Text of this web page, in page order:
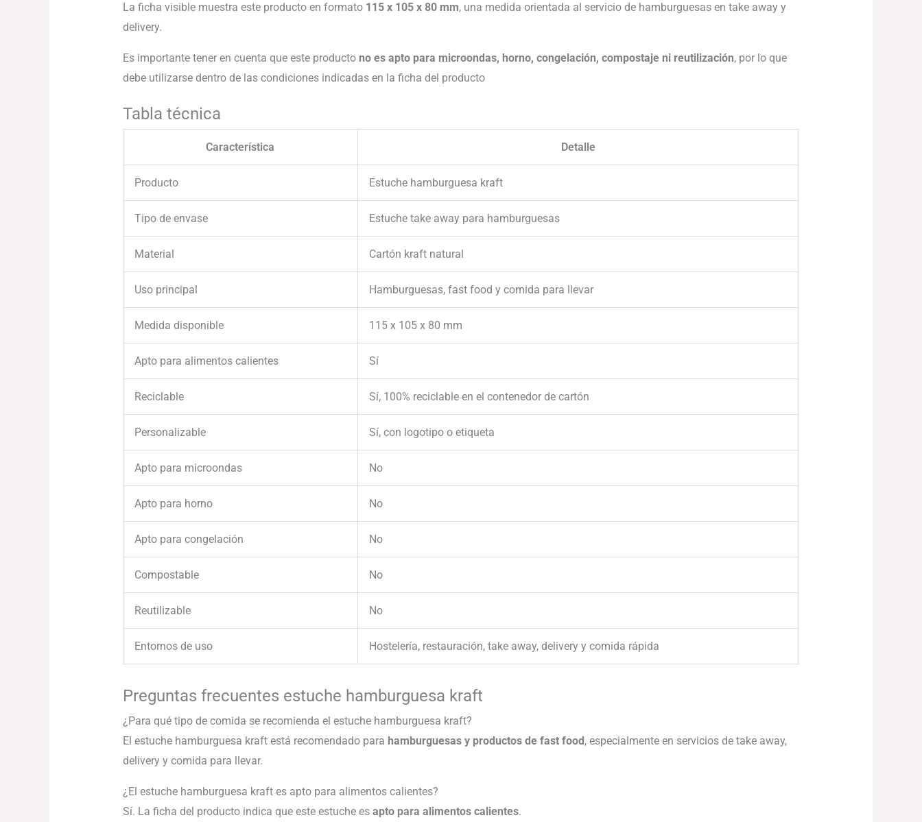
La ficha visible muestra este producto en formato 115 x 105 x 80 mm, una medida orientada al servicio de hamburguesas en take away y
delivery.
Es importante tener en cuenta que este producto no es apto para microondas, horno, congelación, compostaje ni reutilización, por lo que
debe utilizarse dentro de las condiciones indicadas en la ficha del producto
Tabla técnica
Característica Detalle
Producto Estuche hamburguesa kraft
Tipo de envase Estuche take away para hamburguesas
Material Cartón kraft natural
Uso principal Hamburguesas, fast food y comida para llevar
Medida disponible 115 x 105 x 80 mm
Apto para alimentos calientes Sí
Reciclable Sí, 100% reciclable en el contenedor de cartón
Personalizable Sí, con logotipo o etiqueta
Apto para microondas No
Apto para horno No
Apto para congelación No
Compostable No
Reutilizable No
Entornos de uso Hostelería, restauración, take away, delivery y comida rápida
Preguntas frecuentes estuche hamburguesa kraft
¿Para qué tipo de comida se recomienda el estuche hamburguesa kraft?
El estuche hamburguesa kraft está recomendado para hamburguesas y productos de fast food , especialmente en servicios de take away,
delivery y comida para llevar.
¿El estuche hamburguesa kraft es apto para alimentos calientes?
Sí. La ficha del producto indica que este estuche es apto para alimentos calientes.